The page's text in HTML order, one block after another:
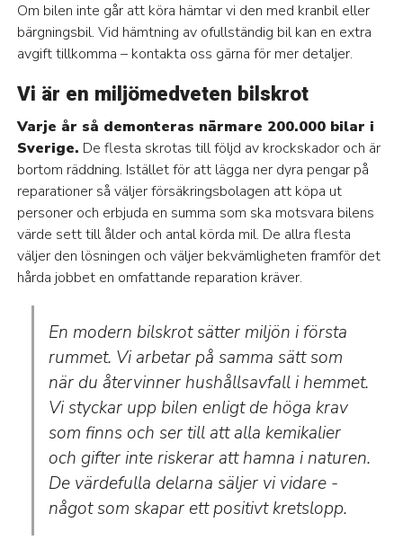
Om bilen inte går att köra hämtar vi den med kranbil eller
bärgningsbil. Vid hämtning av ofullständig bil kan en extra
avgift tillkomma – kontakta oss gärna för mer detaljer.
Vi är en miljömedveten bilskrot
Varje år så demonteras närmare 200.000 bilar i
Sverige. De flesta skrotas till följd av krockskador och är
bortom räddning. Istället för att lägga ner dyra pengar på
reparationer så väljer försäkringsbolagen att köpa ut
personer och erbjuda en summa som ska motsvara bilens
värde sett till ålder och antal körda mil. De allra flesta
väljer den lösningen och väljer bekvämligheten framför det
hårda jobbet en omfattande reparation kräver.
En modern bilskrot sätter miljön i första
rummet. Vi arbetar på samma sätt som
när du återvinner hushållsavfall i hemmet.
Vi styckar upp bilen enligt de höga krav
som finns och ser till att alla kemikalier
och gifter inte riskerar att hamna i naturen.
De värdefulla delarna säljer vi vidare -
något som skapar ett positivt kretslopp.